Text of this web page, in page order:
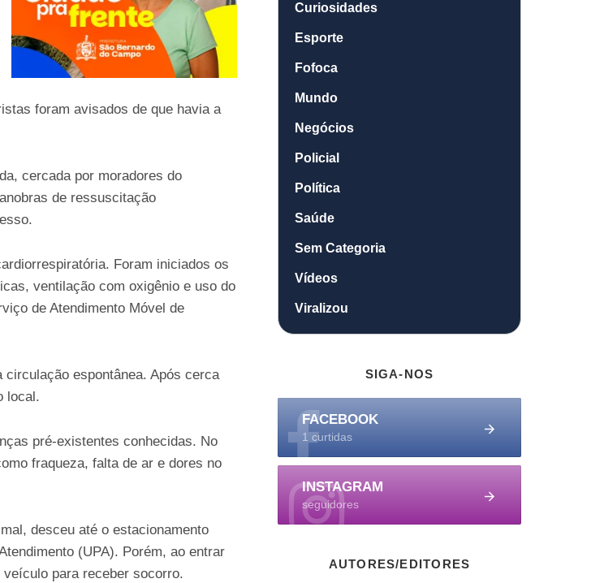
foram avisados de que havia a
cercada por moradores do
de ressuscitação
Foram iniciados os
ventilação com oxigênio e uso do
de Atendimento Móvel de
circulação espontânea. Após cerca
local.
pré-existentes conhecidas. No
fraqueza, falta de ar e dores no
desceu até o estacionamento
(UPA). Porém, ao entrar
para receber socorro.
Curiosidades
Esporte
Fofoca
Mundo
Negócios
Policial
Política
Saúde
Sem Categoria
Vídeos
Viralizou
SIGA-NOS
FACEBOOK
1 curtidas
INSTAGRAM
seguidores
AUTORES/EDITORES